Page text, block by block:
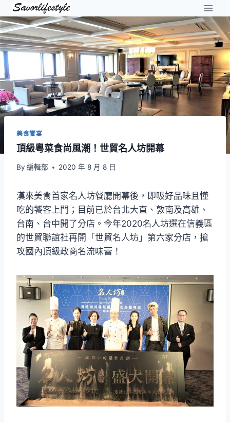
Skip
to
content
美食饗宴
頂級粵菜食尚風潮！世貿名人坊開幕
By 編輯部 2020 年 8 月 8 日
漢來美食首家名人坊餐廳開幕後，即吸好品味且懂
吃的饕客上門；目前已於台北大直、敦南及高雄、
台南、台中開了分店。今年2020名人坊選在信義區
的世貿聯誼社再開「世貿名人坊」第六家分店，搶
攻國內頂級政商名流味蕾！